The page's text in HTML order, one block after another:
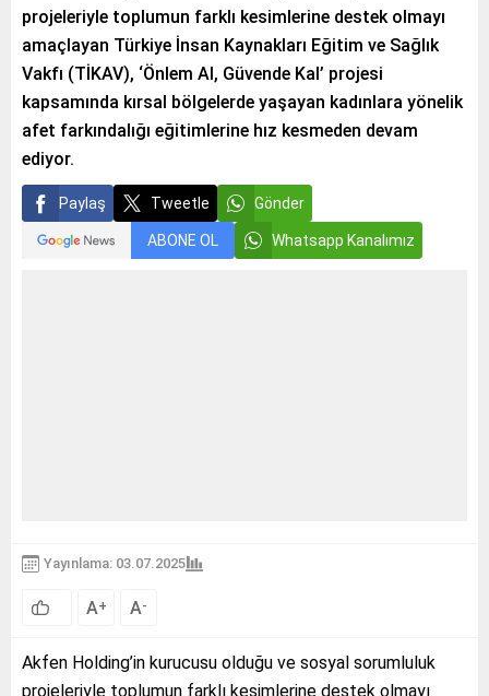
projeleriyle toplumun farklı kesimlerine destek olmayı
amaçlayan Türkiye İnsan Kaynakları Eğitim ve Sağlık
Vakfı (TİKAV), ‘Önlem Al, Güvende Kal’ projesi
kapsamında kırsal bölgelerde yaşayan kadınlara yönelik
afet farkındalığı eğitimlerine hız kesmeden devam
ediyor.
Paylaş Tweetle Gönder
ABONE OL Whatsapp Kanalımız
Yayınlama: 03.07.2025
A+ A-
Akfen Holding’in kurucusu olduğu ve sosyal sorumluluk
projeleriyle toplumun farklı kesimlerine destek olmayı